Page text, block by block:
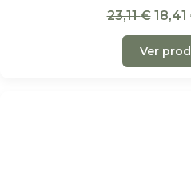
23,11€ 18,41
Ver